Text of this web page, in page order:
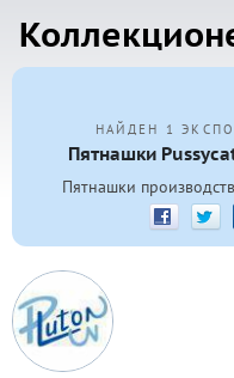
НАЙДЕН 1
Пятнашки
Пятнашки